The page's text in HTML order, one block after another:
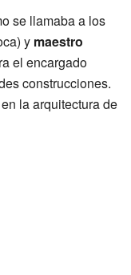
se llamaba a los
y maestro
el encargado
construcciones.
la arquitectura de